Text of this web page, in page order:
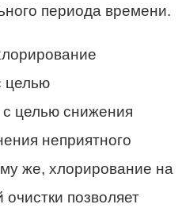
периода времени.
целью
целью снижения
неприятного
же, хлорирование на
позволяет